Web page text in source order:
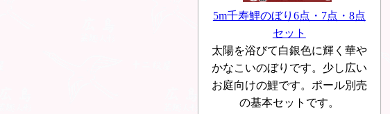
5m千寿鯉のぼり6点・7点・8点
セット
太陽を浴びて白銀色に輝く華や
かなこいのぼりです。少し広い
お庭向けの鯉です。ポール別売
の基本セットです。